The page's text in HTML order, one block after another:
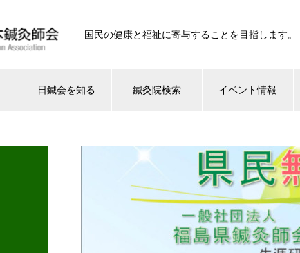
国民の健康と福祉に寄与することを目指します。
日鍼会を知る 鍼灸院検索 イベント情報